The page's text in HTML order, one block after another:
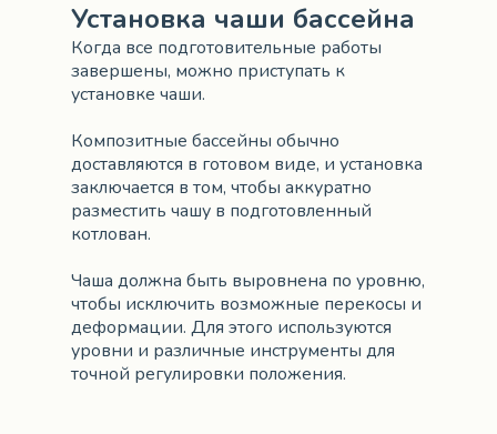
Установка чаши бассейна
Когда все подготовительные работы
завершены, можно приступать к
установке чаши.
Композитные бассейны обычно
доставляются в готовом виде, и установка
заключается в том, чтобы аккуратно
разместить чашу в подготовленный
котлован.
Чаша должна быть выровнена по уровню,
чтобы исключить возможные перекосы и
деформации. Для этого используются
уровни и различные инструменты для
точной регулировки положения.